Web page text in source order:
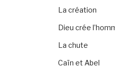
La création
Dieu crée
La chute
Caïn et Abel